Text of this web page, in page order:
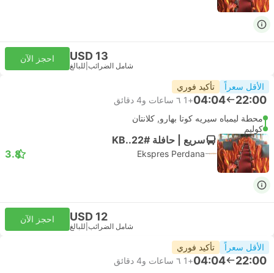
USD 13
شامل الضرائب للبالغ
احجز الآن
الأقل سعراً تأكيد فوري
22:00
04:04
+1
٦ ساعات و‫4 دقائق
محطة ليمباه سيريه كوتا بهارو, كلانتان
كوليم
سريع | حافلة #KB..22
Ekspres Perdana
3.8
USD 12
شامل الضرائب للبالغ
احجز الآن
الأقل سعراً تأكيد فوري
22:00
04:04
+1
٦ ساعات و‫4 دقائق